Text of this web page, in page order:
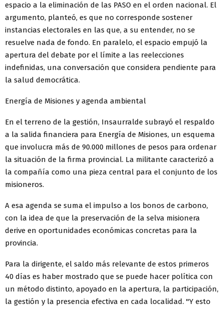
espacio a la eliminación de las PASO en el orden nacional. El
argumento, planteó, es que no corresponde sostener
instancias electorales en las que, a su entender, no se
resuelve nada de fondo. En paralelo, el espacio empujó la
apertura del debate por el límite a las reelecciones
indefinidas, una conversación que considera pendiente para
la salud democrática.
Energía de Misiones y agenda ambiental
En el terreno de la gestión, Insaurralde subrayó el respaldo
a la salida financiera para Energía de Misiones, un esquema
que involucra más de 90.000 millones de pesos para ordenar
la situación de la firma provincial. La militante caracterizó a
la compañía como una pieza central para el conjunto de los
misioneros.
A esa agenda se suma el impulso a los bonos de carbono,
con la idea de que la preservación de la selva misionera
derive en oportunidades económicas concretas para la
provincia.
Para la dirigente, el saldo más relevante de estos primeros
40 días es haber mostrado que se puede hacer política con
un método distinto, apoyado en la apertura, la participación,
la gestión y la presencia efectiva en cada localidad. "Y esto